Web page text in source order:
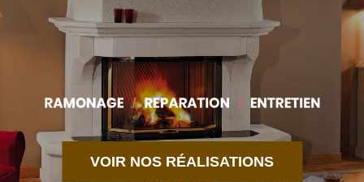
VOIR NOS RÉALISATIONS